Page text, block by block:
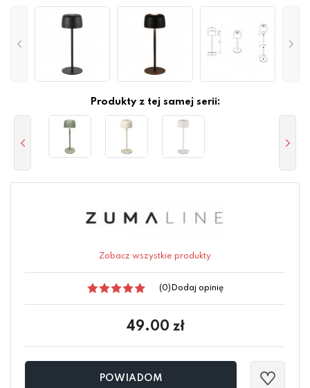
Produkty z tej samej serii:
Zobacz wszystkie produkty
(0) Dodaj opinię
49.00 zł
POWIADOM